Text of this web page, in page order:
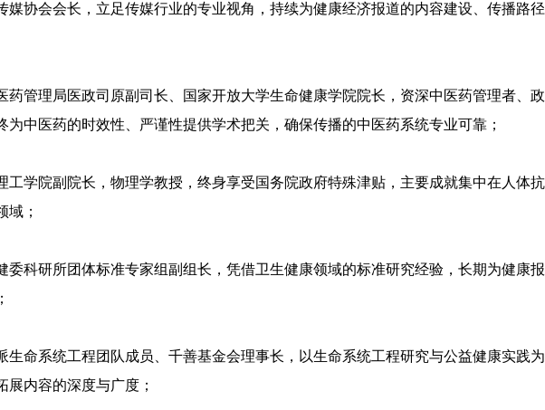
媒协会会长，立足传媒行业的专业视角，持续为健康经济报道的内容建设、传播路
药管理局医政司原副司长、国家开放大学生命健康学院院长，资深中医药管理者、
为中医药的时效性、严谨性提供学术把关，确保传播的中医药系统专业可靠；
工学院副院长，物理学教授，终身享受国务院政府特殊津贴，主要成就集中在人体
域；
委科研所团体标准专家组副组长，凭借卫生健康领域的标准研究经验，长期为健康
生命系统工程团队成员、千善基金会理事长，以生命系统工程研究与公益健康实践
展内容的深度与广度；